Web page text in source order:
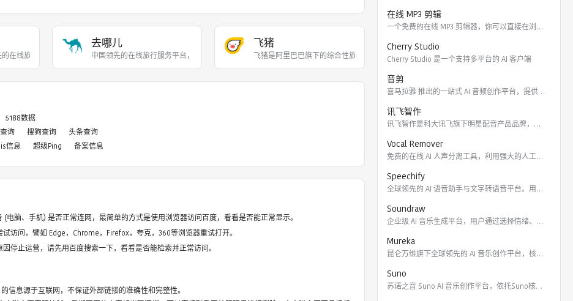
在线旅行服务公司，向超过90
去哪儿
中国领先的在线旅行服务平台，提供机票、酒店、度假、
飞猪
飞猪是阿里巴巴旗下的综合性旅游出行服务平台。飞猪整
5188数据
询 搜狗查询
头条查询
信息 超级Ping 备案信息
(电脑、手机) 是否正常连网，最简单的方式是使用浏览器访问百度，看看是否能正常显示。
访问，譬如 Edge，Chrome，Firefox，夸克，360等浏览器重试打开。
停止运营，请先用百度搜索一下，看看是否能检索并正常访问。
的信息源于互联网，不保证外部链接的准确性和完整性。
在线 MP3 剪辑
一个免费的在线 MP3 剪辑器，你可以直接在浏览器里剪切，裁
Cherry Studio
Cherry Studio 是一个支持多平台的 AI 客户端
音剪
喜马拉雅 推出的一站式 AI 音频创作平台，提供云端协作、3
讯飞智作
讯飞智作是科大讯飞旗下明星配音产品品牌，提供合成配音软件、真
Vocal Remover
免费的在线 AI 人声分离工具，利用强大的人工智能算法将歌曲
Speechify
全球领先的 AI 语音助手与文字转语音平台。用户可通过 Ch
Soundraw
企业级 AI 音乐生成平台，用户通过选择情绪、流派、乐器及长
Mureka
昆仑万维旗下全球领先的 AI 音乐创作平台，核心模型包括全球
Suno
苏诺之音 Suno AI 音乐创作平台，依托Suno核心模型